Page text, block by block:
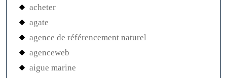
acheter
agate
agence de référencement naturel
agenceweb
aigue marine